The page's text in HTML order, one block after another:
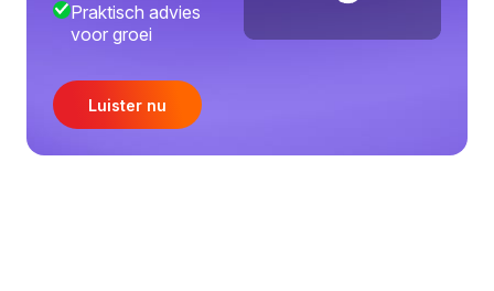
Praktisch advies
voor groei
Luister nu